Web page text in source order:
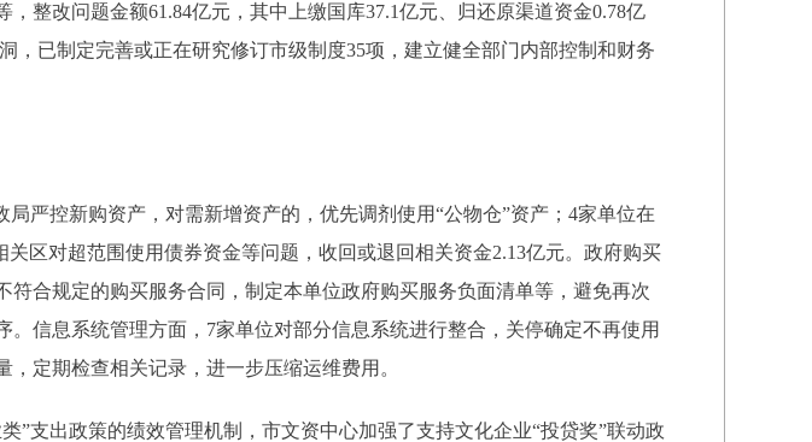
整改问题金额61.84亿元，其中上缴国库37.1亿元、归还原渠道资金0.78亿
，已制定完善或正在研究修订市级制度35项，建立健全部门内部控制和财务
严控新购资产，对需新增资产的，优先调剂使用“公物仓”资产；4家单位在
区对超范围使用债券资金等问题，收回或退回相关资金2.13亿元。政府购买
合规定的购买服务合同，制定本单位政府购买服务负面清单等，避免再次
信息系统管理方面，7家单位对部分信息系统进行整合，关停确定不再使用
定期检查相关记录，进一步压缩运维费用。
”支出政策的绩效管理机制，市文资中心加强了支持文化企业“投贷奖”联动政